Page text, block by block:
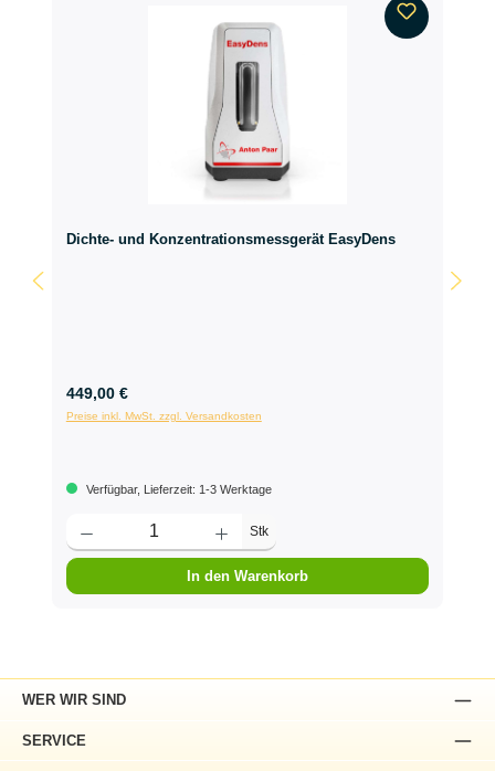
Dichte- und Konzentrationsmessgerät EasyDens
449,00 €
Preise inkl. MwSt. zzgl. Versandkosten
Verfügbar, Lieferzeit: 1-3 Werktage
Stk
In den Warenkorb
WER WIR SIND
SERVICE